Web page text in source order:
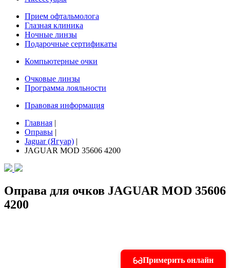
Прием офтальмолога
Глазная клиника
Ночные линзы
Подарочные сертификаты
Компьютерные очки
Очковые линзы
Программа лояльности
Правовая информация
Главная |
Оправы |
Jaguar (Ягуар) |
JAGUAR MOD 35606 4200
Оправа для очков JAGUAR MOD 35606
4200
Примерить онлайн